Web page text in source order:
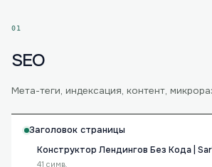
01
SEO
Мета-теги, индексация, контент,
Заголовок страницы
Конструктор Лендингов Без Кода |
41 симв.